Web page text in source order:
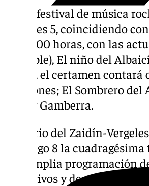
Así, el festival de música
el jueves 5, coincidiendo
las 22,00 horas, con las
Invisible), El niño del
noche, el certamen
canciones; El Sombrero
Bhör y Gamberra.
El barrio del Zaidín-
domingo 8 la
una amplia programación
deportivos y de ocio, entre